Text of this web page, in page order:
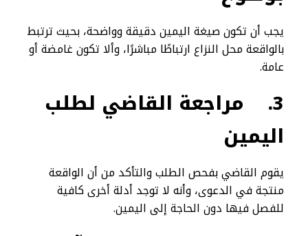
يجب أن تكون صيغة اليمين دقيقة وواضحة، بحيث ترتبط
بالواقعة محل النزاع ارتباطًا مباشرًا، وألا تكون غامضة أو
عامة.
3.
مراجعة القاضي لطلب
اليمين
يقوم القاضي بفحص الطلب والتأكد من أن الواقعة
منتجة في الدعوى، وأنه لا توجد أدلة أخرى كافية
للفصل فيها دون الحاجة إلى اليمين.